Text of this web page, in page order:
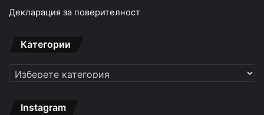
Декларация за поверителност
Категории
Категории
Instagram